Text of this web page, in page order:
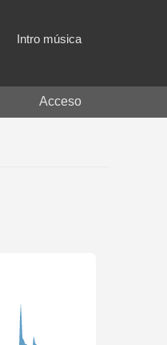
Intro música
Acceso